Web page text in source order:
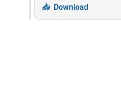
Download